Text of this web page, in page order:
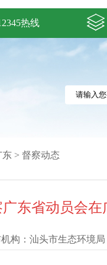
热线
东 > 督察动态
东省动员会在
构： 汕头市生态环境局